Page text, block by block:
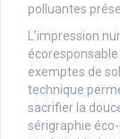
polluantes
L’impression
exemptes de
technique
sacrifier la
sérigraphie